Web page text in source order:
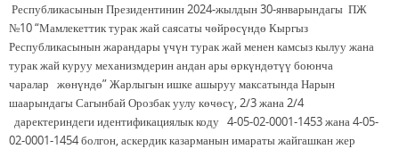
Республикасынын Президентинин 2024-жылдын 30-январындагы ПЖ
№10 “Мамлекеттик турак жай саясаты чөйрөсүндө Кыргыз
Республикасынын жарандары үчүн турак жай менен камсыз кылуу жана
турак жай куруу механизмдерин андан ары өркүндөтүү боюнча
чаралар жөнүндө” Жарлыгын ишке ашыруу максатында Нарын
шаарындагы Сагынбай Орозбак уулу көчөсү, 2/3 жана 2/4
даректериндеги идентификациялык коду 4-05-02-0001-1453 жана 4-05-
02-0001-1454 болгон, аскердик казарманын имараты жайгашкан жер